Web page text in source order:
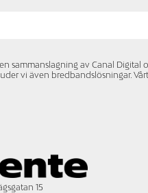
sammanslagning av Canal
vi även bredbandslösningar.
15